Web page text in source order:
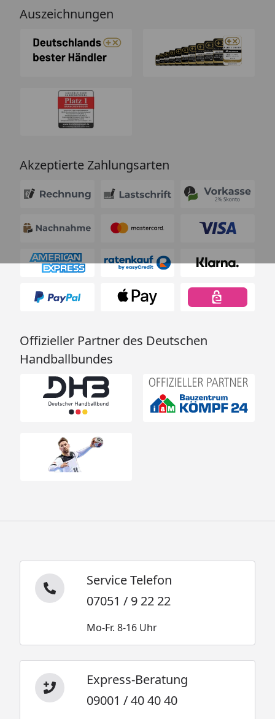
Auszeichnungen
Akzeptierte Zahlungsarten
Offizieller Partner des Deutschen
Handballbundes
Service Telefon
07051 / 9 22 22
Mo-Fr. 8-16 Uhr
Express-Beratung
09001 / 40 40 40